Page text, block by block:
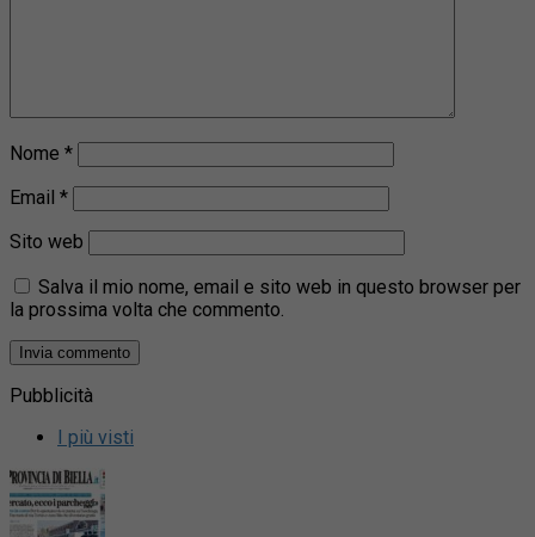
Nome *
Email *
Sito web
Salva il mio nome, email e sito web in questo browser per
la prossima volta che commento.
Pubblicità
I più visti